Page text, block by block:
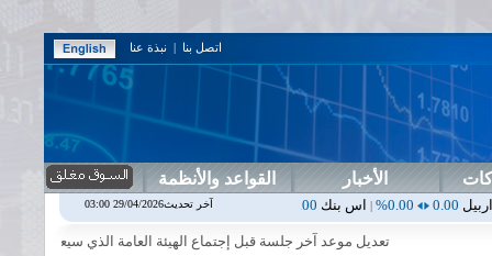
اتصل بنا | نبذة عنا
الأخبار القواعد والأنظمة
0.00%
|اس بنك0.00
|اسفنج |اسلام1.06
1.92%
تعديل موعد آخر جلسة قبل إجتماع الهيئة العامة الذي سيعقد يوم السبت 2026/8/15 لشركة مصرف العراقي